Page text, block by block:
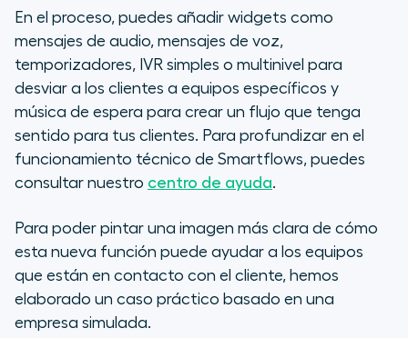
En el proceso, puedes añadir widgets como
mensajes de audio, mensajes de voz,
temporizadores, IVR simples o multinivel para
desviar a los clientes a equipos específicos y
música de espera para crear un flujo que tenga
sentido para tus clientes. Para profundizar en el
funcionamiento técnico de Smartflows, puedes
consultar nuestro centro de ayuda.
Para poder pintar una imagen más clara de cómo
esta nueva función puede ayudar a los equipos
que están en contacto con el cliente, hemos
elaborado un caso práctico basado en una
empresa simulada.